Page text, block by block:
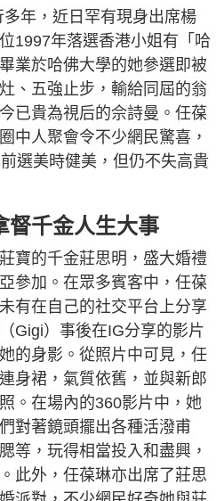
年，近日罕有現身出席楊
1997年落選香港小姐有「哈
業於哈佛大學的她參選即被
、五強止步，輸給同屆的翁
已貴為視后的佘詩曼。任葆
中人聚會令不少網民驚喜，
選美時健美，但仍不失高貴
督千金人生大事
寶的千金莊思明，盛大婚禮
參加。在眾多賓客中，任葆
有在自己的社交平台上分享
Gigi）事後在IG分享的影片
的身影。從照片中可見，任
身裙，氣質依舊，並與新郎
。在場內的360影片中，她
對著鏡頭擺出各種活潑甫
等，玩得相當投入和盡興，
此外，任葆琳亦出席了莊思